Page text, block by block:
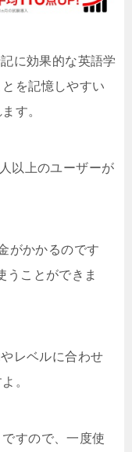
に効果的な英語学
を記憶しやすい
す。
以上のユーザーが
がかかるのです
うことができま
レベルに合わせ
。
すので、一度使